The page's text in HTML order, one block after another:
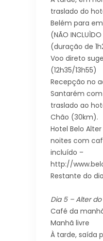
traslado do
Belém para
(NÃO
(duração de
Voo direto
(12h35/13h55)
Recepção no
Santarém
traslado ao
Chão (30km).
Hotel Belo
noites com
incluído –
http://
Restante do
Dia 5 – Alter
Café da
Manhã livre
À tarde, saída